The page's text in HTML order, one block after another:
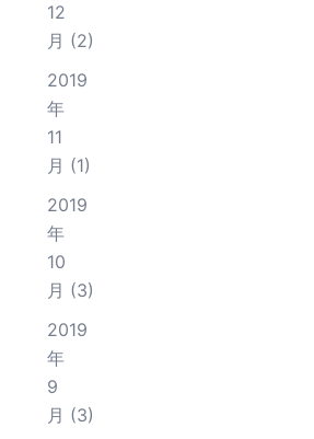
12
月 (2)
2019
年
11
月 (1)
2019
年
10
月 (3)
2019
年
9
月 (3)